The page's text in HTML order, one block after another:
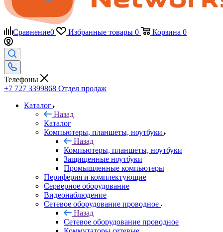
Сравнение0 Избранные товары 0 Корзина 0
Телефоны
+7 727 3399868 Отдел продаж
Каталог
Назад
Каталог
Компьютеры, планшеты, ноутбуки
Назад
Компьютеры, планшеты, ноутбуки
Защищенные ноутбуки
Промышленные компьютеры
Периферия и комплектующие
Серверное оборудование
Видеонаблюдение
Сетевое оборудование проводное
Назад
Сетевое оборудование проводное